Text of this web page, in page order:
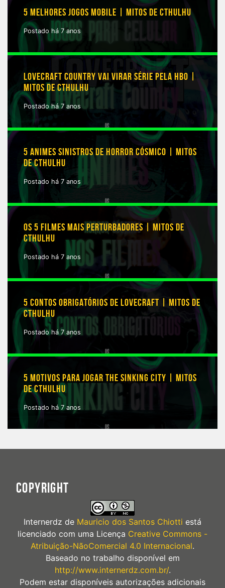
5 MELHORES JOGOS MOBILE | MITOS DE CTHULHU
Postado há 7 anos
LOVECRAFT COUNTRY VAI VIRAR SÉRIE PELA HBO |
MITOS DE CTHULHU
Postado há 7 anos
5 ANIMES SINISTROS DE HORROR CÓSMICO | MITOS
DE CTHULHU
Postado há 7 anos
OS 5 FILMES MAIS PERTURBADORES | MITOS DE
CTHULHU
Postado há 7 anos
5 CONTOS OBRIGATÓRIOS DE LOVECRAFT | MITOS DE
CTHULHU
Postado há 7 anos
5 MOTIVOS PARA JOGAR THE SINKING CITY | MITOS
DE CTHULHU
Postado há 7 anos
COPYRIGHT
Internerdz de Mauricio dos Santos Chiotti está
licenciado com uma Licença Creative Commons -
Atribuição-NãoComercial 4.0 Internacional.
Baseado no trabalho disponível em
http://www.internerdz.com.br/.
Podem estar disponíveis autorizações adicionais